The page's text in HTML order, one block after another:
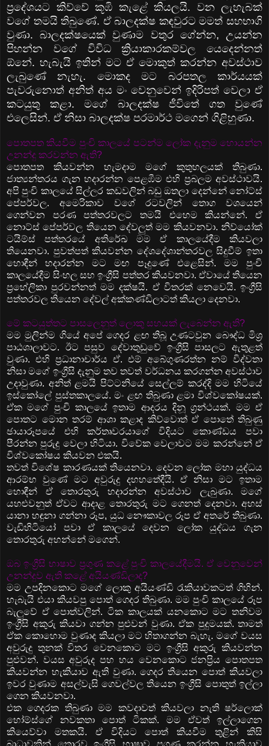
ප්‍රදේශයට කිව්වේ කූඹි කැළේ කියලයි. වන ලැහැබක්
වගේ තමයි තිබුණේ. ඒ බාලදක්ෂ කඳවුරට මමත් සහභාගි
වුණා. බාලදක්ෂයෙක් වුණාම වතුර ගේන්න, උයන්න
පිහන්න වගේ විවිධ ක්‍රියාකාරකම්වල යෙදෙන්නත්
ඕනේ. හැබැයි ඉතින් මට ඒ මොකුත් කරන්න අවස්ථාව
ලැබුණේ නැහැ. මොකද මට බරපතල කාර්යයක්
පැවරුනොත් අනිත් අය මං වෙනුවෙන් ඉදිරිපත් වෙලා ඒ
කටයුතු කළා. මගේ බාලදක්ෂ ජීවිතේ ගත වුණේ
එලෙසින්. ඒ නිසා බාලදක්ෂ පරමාර්ථ මගෙන් ගිළිහුණා.
පොතපත කියවීම පුංචි කාලයේ පටන්ම ලෝක දැනුම හොයන්න
උනන්දු කරවන්න ඇති?
පොතපත කියවන්න හැමදාම මගේ කුතුහලයක් තිබුණා.
ජාත්‍යන්තරය ගැන හදාරන්න පෙළඹීම එහි ප්‍රබලම අවස්ථාවයි.
අපි පුංචි කාලයේ සිල්ලර කඩවලින් බඩු ඔතලා දෙන්නේ නෝට්ස්
පේපර්වල. අමෙරිකාව වගේ රටවලින් තොග වශයෙන්
ගෙන්වන පරණ පත්තරවලට තමයි එහෙම කියන්නේ. ඒ
නොට්ස් පේපර්වල තියෙන දේවලුත් මම කියවනවා. නිව්යෝක්
ටයිම්ස් පත්තරයේ අතිරේඛ මම ඒ කාලයේදීම කියවලා
තියෙනවා. පුවත්පත් කියවන්න දේශදේශාන්තරවල සිදුවීම් ඉතා
හොඳීන් හදාරන්න මට මඟ පෑදුණේ එළෙසින්. මම පුංචි
කාලයේදීම සිංහල සහ ඉංග්‍රීසි පත්තර කියවනවා. ඒවායේ තියෙන
ප්‍රහේලිකා පුරවන්නත් මම දක්ෂයි. ඒ විතරක් නෙවෙයි. ඉංග්‍රීසි
පත්තරවල තියෙන දේවල් අක්කණ්ඩිලාටත් කියලා දෙනවා.
මේ කටයුත්තට පාසලෙනුත් ලොකු සහයක් ලැබෙන්න ඇති?
මම මුලින්ම ගියේ අපේ ගෙදර ළඟ තිබූ උණටවුන බෞද්ධ මිශ්‍ර
පාඨශාලාවට. ඊට පසුව දේවාතුඩුවේ ඉංග්‍රීසි පාසලට ඇතුළත්
වුණා. එහි ප්‍රධානාචාර්ය ඒ. එම් අබේගුණරත්න නම් විද්වතා
නිසා මගේ ඉංග්‍රීසි දැනුම තව තවත් වර්ධනය කරගන්න අවස්ථාව
උදාවුණා. අනිත් ළමයි පිට්ටනියේ සෙල්ලම් කරද්දි මම හිටියේ
ඉස්කෝලේ පුස්තකාලයේ. මං ළඟ තිබුණා ළමා විශ්වකෝෂයක්.
ඒක මගේ පුංචි කාලයේ ඉතාම ආදරය දිනූ ග්‍රන්ථයක්. මම ඒ
පොතට මොන තරම් ආශා කළාද කිව්වොත් ඒ පොතේ තිබුණු
ඡායාරූපයේ එහි කර්තෘවරයාගේ විදියට කොණ්ඩය පවා
පීරන්න පුරුදු වෙලා හිටියා. විවේක වෙලාවට මම කරන්නේ ඒ
විශ්වකෝෂය කියවන එකයි.
තවත් විශේෂ කාරණයක් තියෙනවා. දෙවන ලෝක මහා යුද්ධය
ආරම්භ වුණේ මට අවුරුදු දහහතේදීයි. ඒ නිසා මට ඉතාම
හොඳීන් ඒ තොරතුරු හදාරන්න අවස්ථාව ලැබුණා. මගේ
යහළුවනුත් ඒවට ආදාළ තොරතුරු මට ගෙනත් දෙනවා. අහස්
යානා හඳුනා ගන්නා රූප, යුධ නෞකාවල රූප ඒ අතරේ තිබුණා.
වැඩිහිටියෝ පවා ඒ කාලයේ දෙවන ලෝක යුද්ධය ගැන
තොරතුරු අහන්නේ මගෙන්.
ඔබ ඉංග්‍රීසි භාෂාව ප්‍රගුණ කළේ පුංචි කාලයේදීමයි. ඒ වෙනුවෙන්
උනන්දුව ඇති කළේ අයියණ්ඩිලාද?
මම උපදිනකොට මගේ ලොකු අයියණ්ඩි රැකියාවකටත් ගිහින්.
හැබැයි එයා කියවපු පොත් ගෙදර තිබුණා. මම පුංචි කාලයේ රූප
බැලුවේ ඒ පොත්වලින්. ටික කාලයක් යනකොට මට තනිවම
ඉංග්‍රීසි අකුරු කියවා ගන්න පුළුවන් වුණා. ඒක පුදුමයක්. තාමත්
ඒක කොහොම වුණාද කියලා මට හිතාගන්න බැහැ. මගේ වයස
අවුරුදු තුනක් විතර වෙනකොට මට ඉංග්‍රීසි අකුරු කියවන්න
පුළුවන්. වයස අවුරුද පහ හය වෙනකොට ජනප්‍රිය පොතපත
කියවන්න හැකියාව ඇති වුණා. ගෙදර තියෙන පොත් කියවලා
ඉවර වුණාම අසල්වැසි ගෙවල්වල තියෙන ඉංග්‍රීසි පොතුත් ඉල්ලා
ගෙන කියවනවා.
එක ගෙදරක තිබුණා මම කවදාවත් කියවලා නැති ෂර්ලොක්
හෝම්ස්ගේ නවකතා පොත් ටිකක්. මම ඒවත් ඉල්ලාගෙන
කියෙව්වා මතකයි. ඒ විදියට පොත් කියවීම තුළින් කිසි
බාධාවකින් තොරව ඉංග්‍රීසි භාෂාව ප්‍රගුණ කරන්න හැකියාව